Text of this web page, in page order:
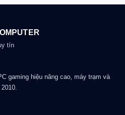
tín
gaming hiệu năng cao, máy trạm và